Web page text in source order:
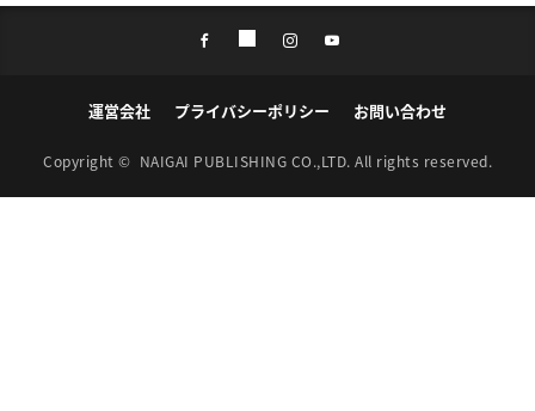
運営会社 プライバシーポリシー お問い合わせ
Copyright © NAIGAI PUBLISHING CO.,LTD. All rights reserved.